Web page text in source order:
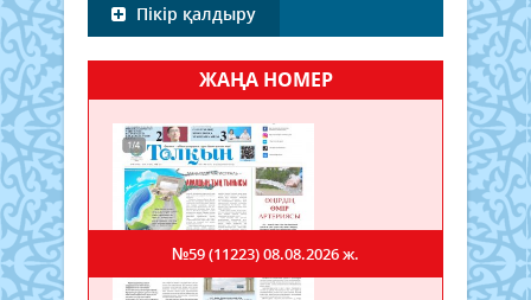
Пікір қалдыру
ЖАҢА НОМЕР
№59 (11223)08.08.2026 ж.